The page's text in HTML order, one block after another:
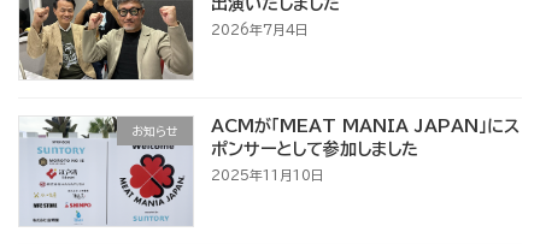
出演いたしました
2026年7月4日
お知らせ
ACMが「MEAT MANIA JAPAN」にス
ポンサーとして参加しました
2025年11月10日